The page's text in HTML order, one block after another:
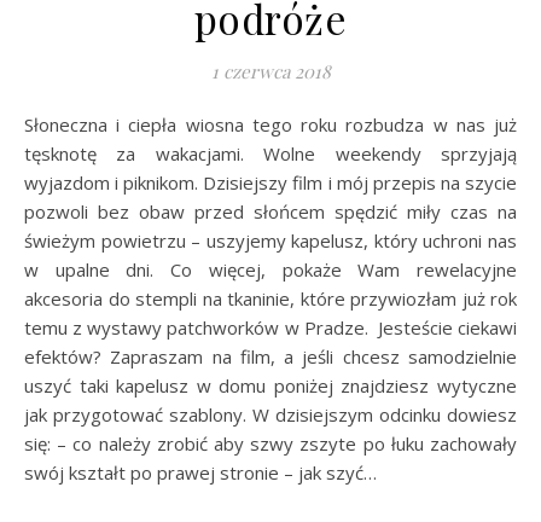
podróże
1 czerwca 2018
Słoneczna i ciepła wiosna tego roku rozbudza w nas już
tęsknotę za wakacjami. Wolne weekendy sprzyjają
wyjazdom i piknikom. Dzisiejszy film i mój przepis na szycie
pozwoli bez obaw przed słońcem spędzić miły czas na
świeżym powietrzu – uszyjemy kapelusz, który uchroni nas
w upalne dni. Co więcej, pokaże Wam rewelacyjne
akcesoria do stempli na tkaninie, które przywiozłam już rok
temu z wystawy patchworków w Pradze. Jesteście ciekawi
efektów? Zapraszam na film, a jeśli chcesz samodzielnie
uszyć taki kapelusz w domu poniżej znajdziesz wytyczne
jak przygotować szablony. W dzisiejszym odcinku dowiesz
się: – co należy zrobić aby szwy zszyte po łuku zachowały
swój kształt po prawej stronie – jak szyć…